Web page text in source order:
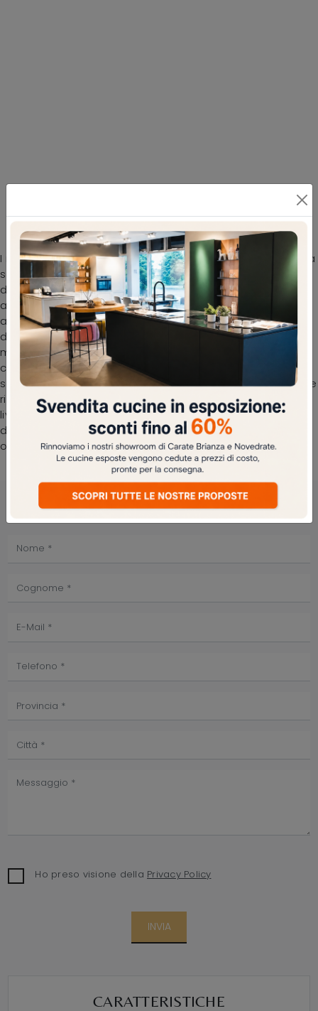
Divano con poggiatesta regolabile
I momenti di riposo e socializzazione nel living di ogni casa
sono condivisi da parenti e amici grazie alla presenza di
divani e poltrone ampi e comodi da organizzare in un
angolo, a centro stanza o addossati alle pareti davanti
alla TV. Conta su un'ampia gamma di risultati estetici,
dalle tonalità alle texture, dalle dimensioni alle forme: i
modelli ad angolo ti attendono. Nel nostro showroom,
consulenti d'arredo esperti ti accompagneranno alla
scoperta delle più belle proposte di Salotti moderni anche
rivestiti in in tessuto. Nelle case moderne, soprattutto nel
living, non mancano mai salotti e divani, comodi pezzi
d’arredo imprescindibili per assicurare il comfort tuo e di
ogni possibile invitato.
PRENOTA IL TUO APPUNTAMENTO
Ho preso visione della Privacy Policy
INVIA
CARATTERISTICHE